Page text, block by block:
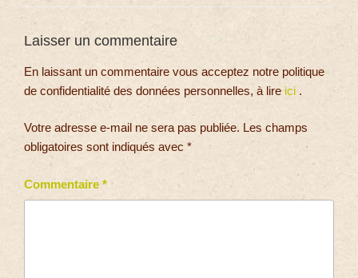
Laisser un commentaire
En laissant un commentaire vous acceptez notre politique
de confidentialité des données personnelles, à lire ici .
Votre adresse e-mail ne sera pas publiée. Les champs
obligatoires sont indiqués avec *
Commentaire *